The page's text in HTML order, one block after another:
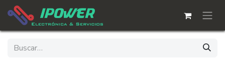
Ir al contenido